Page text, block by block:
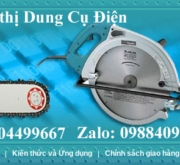
Kiến thức và Ứng dụng Chính sách giao hàng